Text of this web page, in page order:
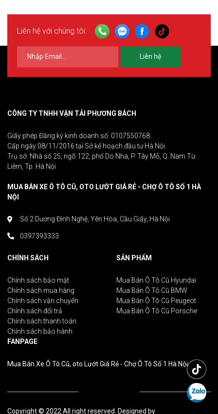
Liên hệ với chúng tôi:
Liên hệ
CÔNG TY TNHH VẬN TẢI PHƯƠNG BÁCH
Giấy phép Đăng ký kinh doanh số: 0107550768.
Cấp ngày 08/11/2016 tại Sở kế hoạch đầu tư Hà Nội.
Trụ sở: Nhà số 25, ngõ 122, phố Do Nha, P. Tây Mỗ, Q. Nam Từ
Liêm, Tp. Hà Nội
MUA BÁN XE Ô TÔ CŨ, OTO LƯỚT GIÁ RẺ - CHỢ Ô TÔ SỐ 1 HÀ
NỘI
Số 2 Dương Đình Nghệ, Yên Hòa, Cầu Giấy, Hà Nội
0397393333
CHÍNH SÁCH
Chính sách bảo mật
Chính sách mua hàng
Chính sách vận chuyển
Chính sách đổi trả
Chính sách thanh toán
Chính sách bảo hành
SẢN PHẨM
Mua Bán Ô Tô Cũ Hyundai
Mua Bán Ô Tô Cũ BMW
Mua Bán Ô Tô Cũ Peugeot
Mua Bán Ô Tô Cũ Porsche
FANPAGE
Mua Bán Xe Ô Tô Cũ, oto Lướt Giá Rẻ - Chợ Ô Tô Số 1 Hà Nội
Copyright © 2022 All right reserved. Designed by